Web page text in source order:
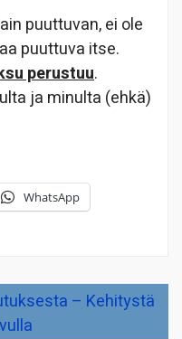
puuttuvan, ei ole
puuttuva itse.
perustuu.
ja minulta (ehkä)
WhatsApp
– Kehitystä